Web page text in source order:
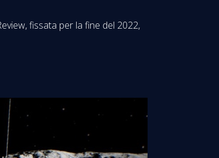
fissata per la fine del 2022,